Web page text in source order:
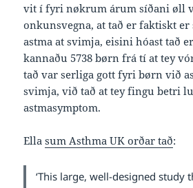
vit í fyri nøkrum árum síðani øll
onkunsvegna, at tað er faktiskt
astma at svimja, eisini hóast tað
kannaðu 5738 børn frá tí at tey
tað var serliga gott fyri børn við
svimja, við tað at tey fingu betri
astmasymptom.
Ellasum Asthma UK orðar tað:
‘This large, well-designed study